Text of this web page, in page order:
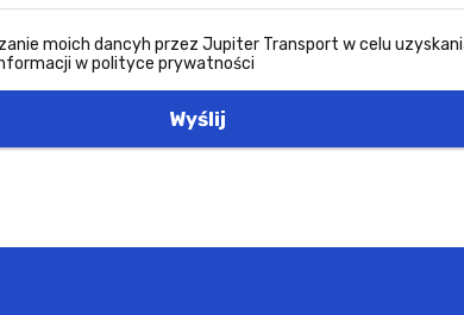
moich dancyh przez Jupiter Transport w celu
w polityce prywatności
Wyślij